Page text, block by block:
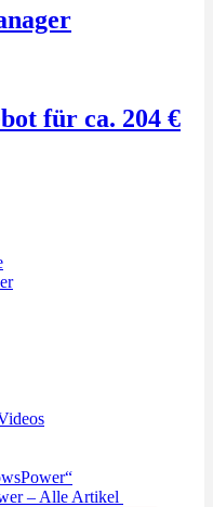
für ca. 204 €
– Alle Artikel